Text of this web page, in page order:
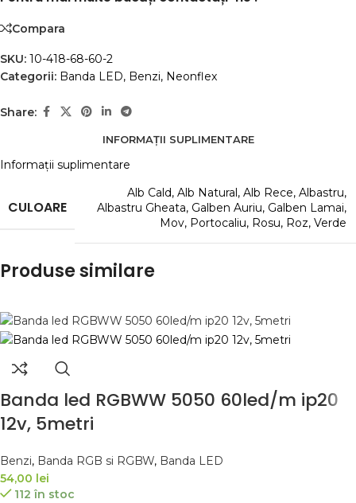
Compara
SKU: 10-418-68-60-2
Categorii: Banda LED, Benzi, Neonflex
Share:
INFORMAȚII SUPLIMENTARE
Informații suplimentare
CULOARE
Alb Cald, Alb Natural, Alb Rece, Albastru,
Albastru Gheata, Galben Auriu, Galben Lamai,
Mov, Portocaliu, Rosu, Roz, Verde
Produse similare
Banda led RGBWW 5050 60led/m ip20
12v, 5metri
Benzi, Banda RGB si RGBW, Banda LED
54,00 lei
112 în stoc